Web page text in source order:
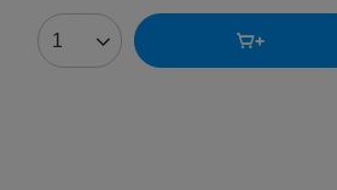
Ilość produktów